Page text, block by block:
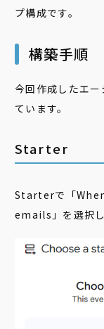
プ構成です。
構築手順
今回作成したエ
ています。
Starter
Starterで「
emails」を選択し